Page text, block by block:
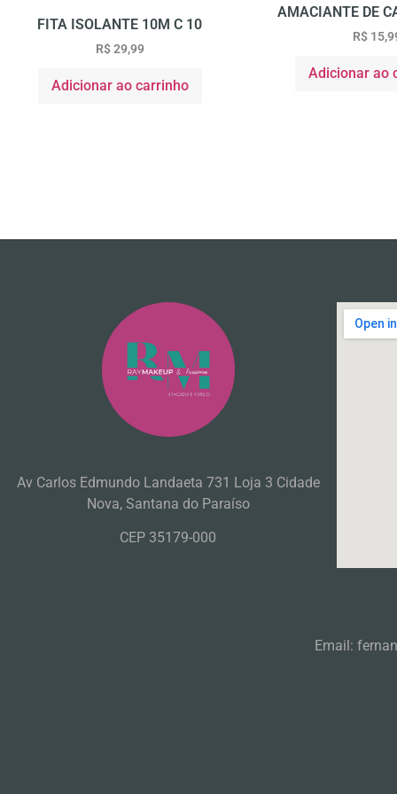
FITA ISOLANTE 10M C 10
R$29,99
Adicionar ao carrinho
AMACIANTE DE
R$
Adicionar ao
Av Carlos Edmundo Landaeta 731 Loja 3 Cidade
Nova, Santana do Paraíso
CEP 35179-000
Email: